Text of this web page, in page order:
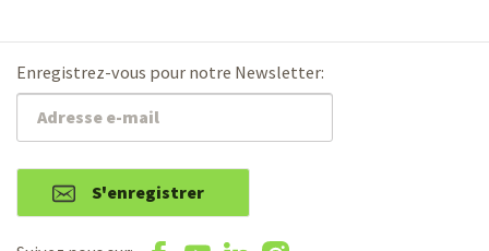
Enregistrez-vous pour notre Newsletter:
S'enregistrer